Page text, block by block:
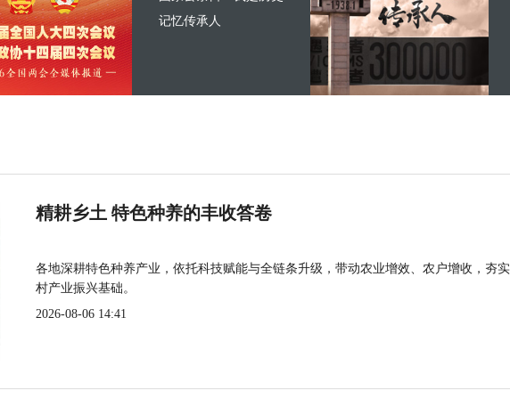
记忆传承人
精耕乡土 特色种养的丰收答卷
各地深耕特色种养产业，依托科技赋能与全链条升级，带动农业增效、农户增收，夯
村产业振兴基础。
2026-08-06 14:41